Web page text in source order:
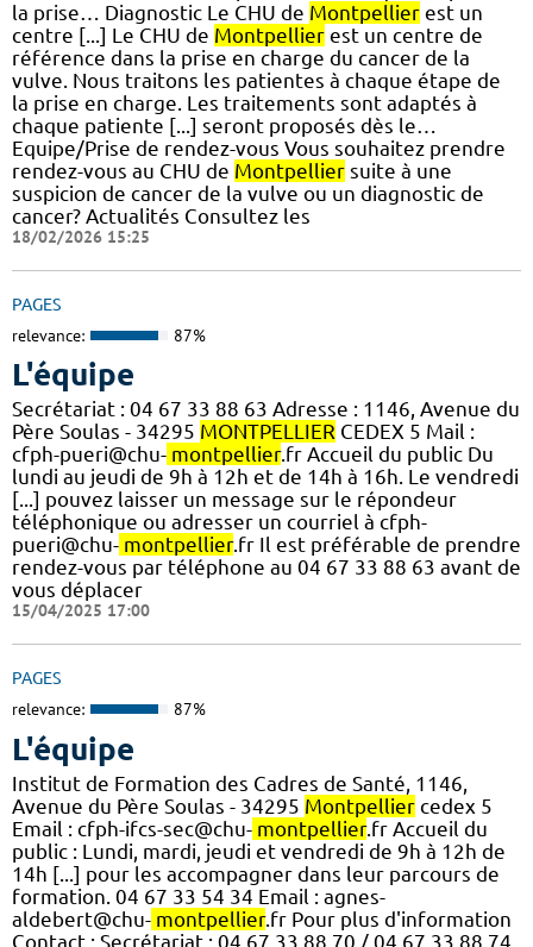
la prise… Diagnostic Le CHU de Montpellier est un
centre [...] Le CHU de Montpellier est un centre de
référence dans la prise en charge du cancer de la
vulve. Nous traitons les patientes à chaque étape de
la prise en charge. Les traitements sont adaptés à
chaque patiente [...] seront proposés dès le…
Equipe/Prise de rendez-vous Vous souhaitez prendre
rendez-vous au CHU de Montpellier suite à une
suspicion de cancer de la vulve ou un diagnostic de
cancer? Actualités Consultez les
18/02/2026 15:25
PAGES
relevance: 87%
L'équipe
Secrétariat : 04 67 33 88 63 Adresse : 1146, Avenue du
Père Soulas - 34295 MONTPELLIER CEDEX 5 Mail :
cfph-pueri@chu- montpellier.fr Accueil du public Du
lundi au jeudi de 9h à 12h et de 14h à 16h. Le vendredi
[...] pouvez laisser un message sur le répondeur
téléphonique ou adresser un courriel à cfph-
pueri@chu- montpellier.fr Il est préférable de prendre
rendez-vous par téléphone au 04 67 33 88 63 avant de
vous déplacer
15/04/2025 17:00
PAGES
relevance: 87%
L'équipe
Institut de Formation des Cadres de Santé, 1146,
Avenue du Père Soulas - 34295 Montpellier cedex 5
Email : cfph-ifcs-sec@chu- montpellier.fr Accueil du
public : Lundi, mardi, jeudi et vendredi de 9h à 12h de
14h [...] pour les accompagner dans leur parcours de
formation. 04 67 33 54 34 Email : agnes-
aldebert@chu- montpellier.fr Pour plus d'information
Contact : Secrétariat : 04 67 33 88 70 / 04 67 33 88 74